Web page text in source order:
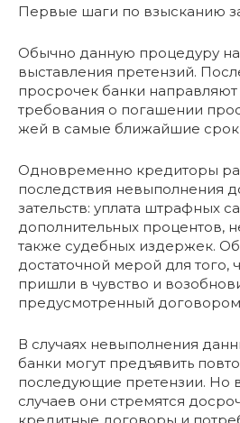
Первые шаги по взысканию
Обычно данную процедуру
выставления претензий.
просрочек банки
требования о погашении
жей в самые ближайшие
Одновременно кредиторы
последствия невыполнения
зательств: уплата штрафных
дополнительных процентов,
также судебных издержек.
достаточной мерой для того,
пришли в чувство и
предусмотренный
В случаях невыполнения
банки могут предъявить
последующие претензии. Но
случаев они стремятся